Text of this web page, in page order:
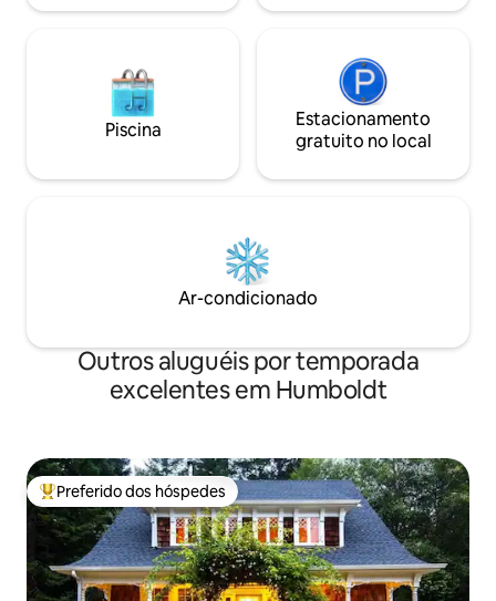
viajantes que procuram desacelerar e se
Piscina
Estacionamento
gratuito no local
Ar-condicionado
Outros aluguéis por temporada
excelentes em Humboldt
Entre os melhores preferidos dos hóspedes
Preferido dos hóspedes